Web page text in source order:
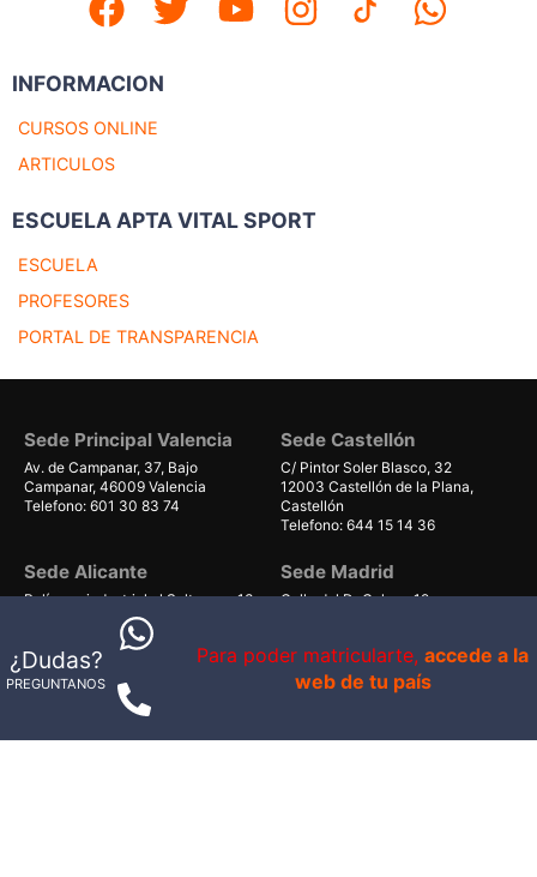
¿Dudas?
PREGUNTANOS
Para poder matricularte,accede a la
web de tu país
INFORMACION
CURSOS ONLINE
ARTICULOS
ESCUELA APTA VITAL SPORT
ESCUELA
PROFESORES
PORTAL DE TRANSPARENCIA
Sede Principal Valencia
Av. de Campanar, 37, Bajo
Campanar, 46009 Valencia
Telefono: 601 30 83 74
Sede Castellón
C/ Pintor Soler Blasco, 32
12003 Castellón de la Plana,
Castellón
Telefono: 644 15 14 36
Sede Alicante
Polígono industrial el Salt, nave 13
03550 Sant Joan d'Alacant,
Telefono: 644 35 04 03
Sede Madrid
Calle del Dr Calero, 19
Sede Gran Canaria